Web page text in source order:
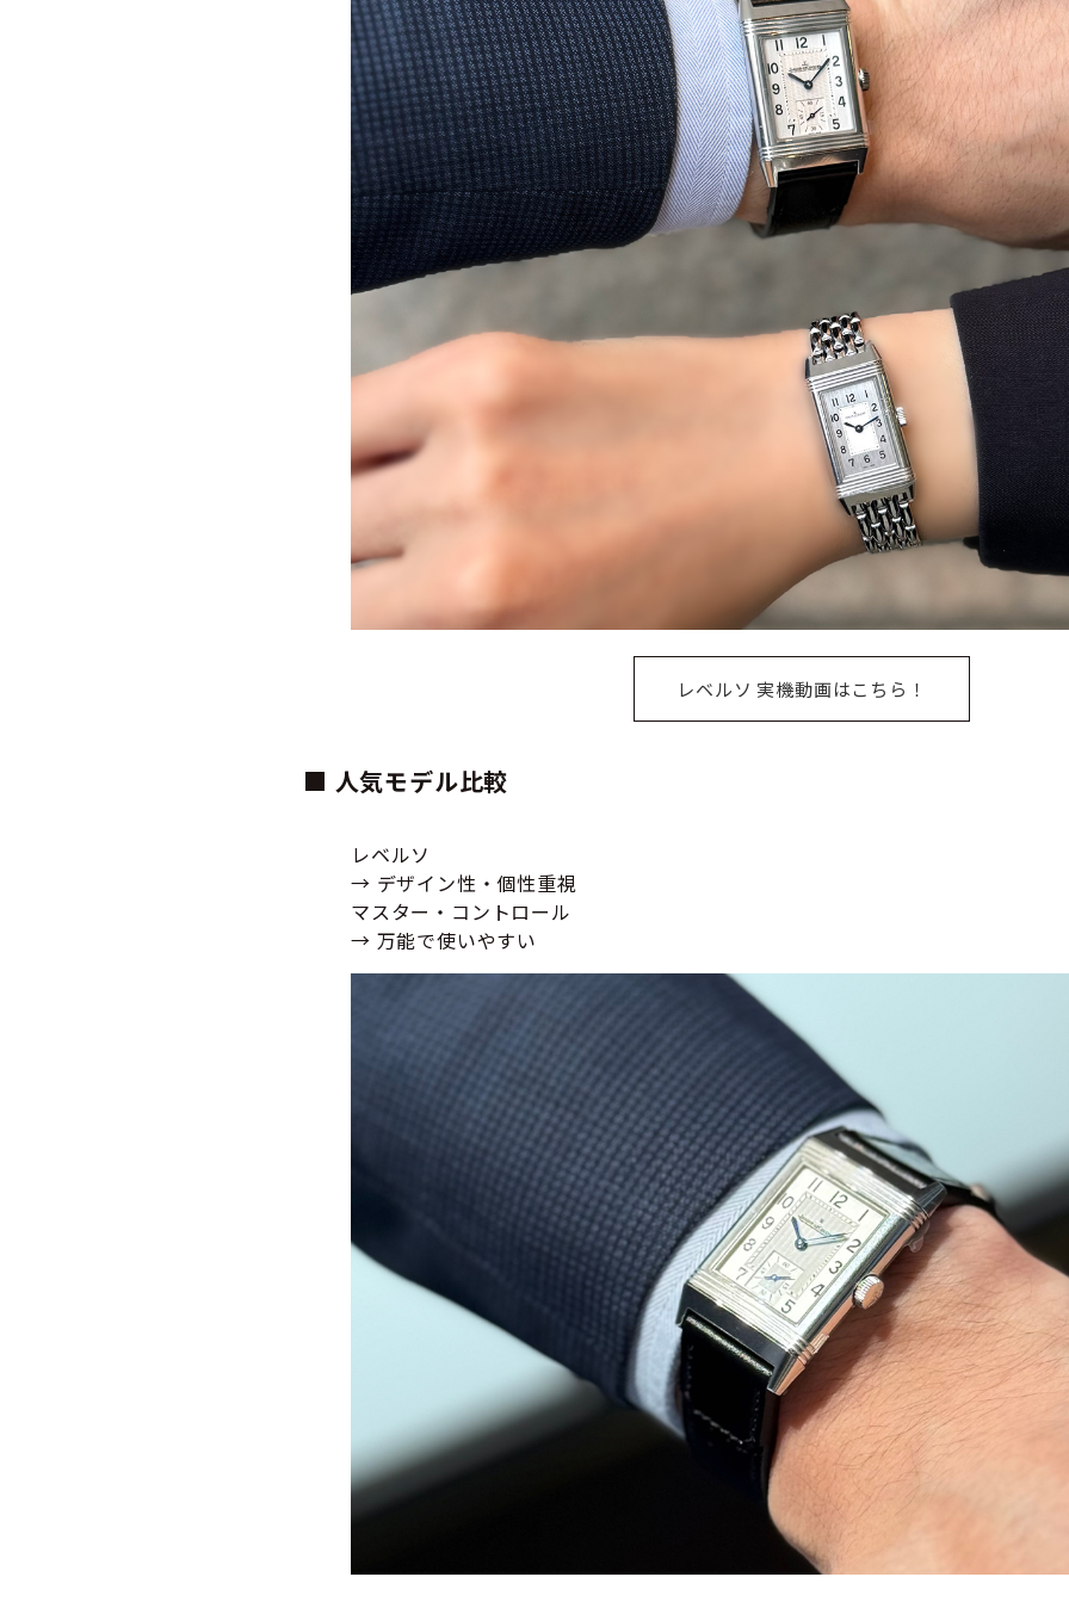
レベルソ 実機動画はこちら！
■ 人気モデル比較
レベルソ
→ デザイン性・個性重視
マスター・コントロール
→ 万能で使いやすい